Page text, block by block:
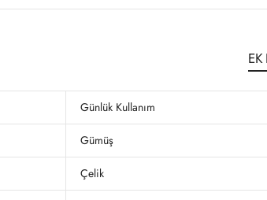
EK
Günlük Kullanım
Gümüş
Çelik